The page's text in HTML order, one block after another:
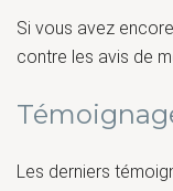
Si vous avez
contre les avis de
Les derniers